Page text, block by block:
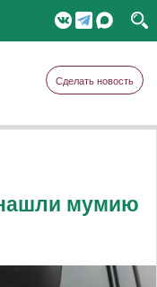
Сделать новость
мумию